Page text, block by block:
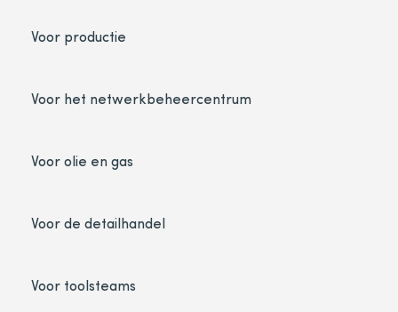
Voor productie
Voor het netwerkbeheercentrum
Voor olie en gas
Voor de detailhandel
Voor toolsteams